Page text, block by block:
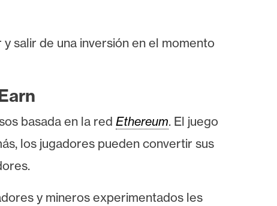
salir de una inversión en el momento
basada en la red Ethereum. El juego
los jugadores pueden convertir sus
y mineros experimentados les